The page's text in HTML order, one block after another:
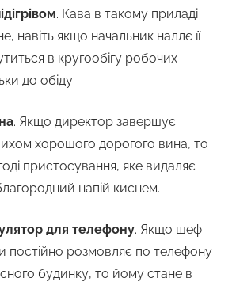
. Кава в такому приладі
навіть якщо начальник наллє її
в кругообігу робочих
до обіду.
. Якщо директор завершує
хорошого дорогого вина, то
пристосування, яке видаляє
напій киснем.
для телефону. Якщо шеф
постійно розмовляє по телефону
будинку, то йому стане в